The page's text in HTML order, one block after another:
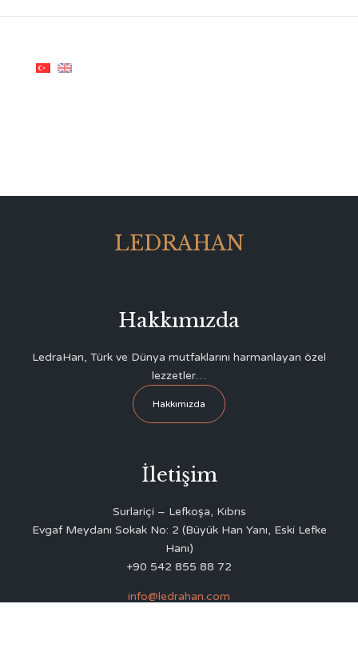
LEDRAHAN
Hakkımızda
LedraHan, Türk ve Dünya mutfaklarını harmanlayan özel
lezzetler…
Hakkımızda
İletişim
Surlariçi – Lefkoşa, Kıbrıs
Evgaf Meydanı Sokak No: 2 (Büyük Han Yanı, Eski Lefke
Hanı)
+90 542 855 88 72
info@ledrahan.com